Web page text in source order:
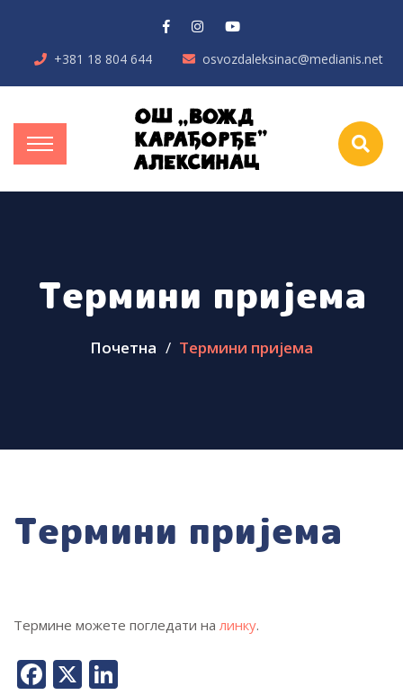
+381 18 804 644 osvozdaleksinac@medianis.net
Термини пријема
Почетна Термини пријема
Термини пријема
Термине можете погледати на линку.
Facebook
X